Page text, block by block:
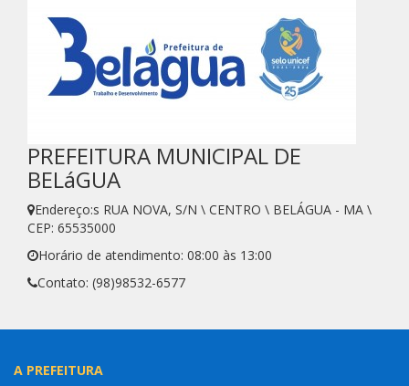
PREFEITURA MUNICIPAL DE
BELáGUA
Endereço:s RUA NOVA, S/N \ CENTRO \ BELÁGUA - MA \
CEP: 65535000
Horário de atendimento: 08:00 às 13:00
Contato: (98)98532-6577
A PREFEITURA